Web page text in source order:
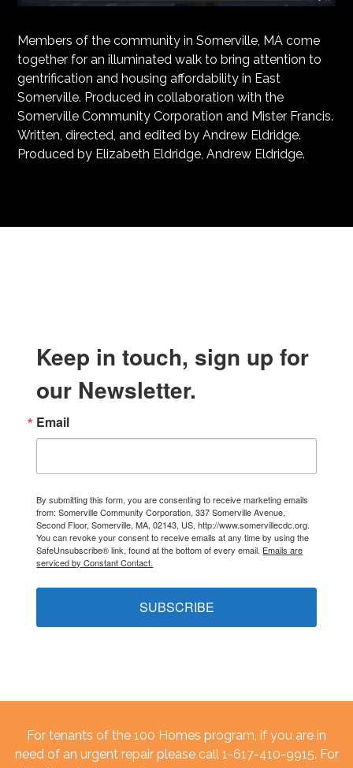
Members of the community in Somerville, MA come
together for an illuminated walk to bring attention to
gentrification and housing affordability in East
Somerville. Produced in collaboration with the
Somerville Community Corporation and Mister Francis.
Written, directed, and edited by Andrew Eldridge.
Produced by Elizabeth Eldridge, Andrew Eldridge.
Keep in touch, sign up for
our Newsletter.
Email
By submitting this form, you are consenting to receive marketing emails
from: Somerville Community Corporation, 337 Somerville Avenue,
Second Floor, Somerville, MA, 02143, US, http://www.somervillecdc.org.
You can revoke your consent to receive emails at any time by using the
SafeUnsubscribe® link, found at the bottom of every email. Emails are
serviced by Constant Contact.
SUBSCRIBE
For tenants of the 100 Homes program, if you are in
need of an urgent repair please call 1-617-410-9915. For